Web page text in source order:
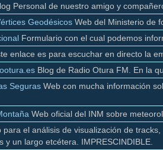
Personal de nuestro amigo y
Geodésicos Web del Ministerio de
Formulario con el cual podemos
enlace es para escuchar en directo la
Blog de Radio Otura FM. En la
Seguras Web con mucha información
Web oficial del INM sobre
para el análisis de visualización de tracks
y un largo etcétera. IMPRESCINDIBLE.